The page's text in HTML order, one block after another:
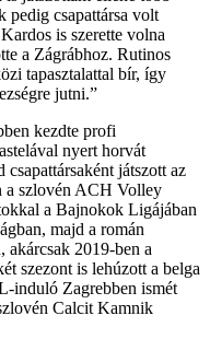
pedig csapattársa volt
is szerette volna
a Zágrábhoz. Rutinos
tapasztalattal bír, így
jutni.”
kezdte profi
nyert horvát
játszott az
a szlovén ACH Volley
a Bajnokok Ligájában
majd a román
akárcsak 2019-ben a
szezont is lehúzott a belga
induló Zagrebben ismét
Calcit Kamnik